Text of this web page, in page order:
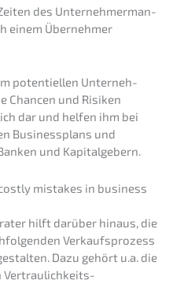
des Unter­neh­mer­man­
einem Überneh­mer
poten­ti­el­len Unter­neh­
Chancen und Risiken
dar und helfen ihm bei
Business­plans und
und Kapitalgebern.
mista­kes in business
hilft darüber hinaus, die
Verkaufs­pro­zess
Dazu gehört u.a. die
Vertrau­lich­keits-